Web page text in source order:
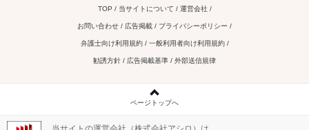
TOP 当サイトについて 運営会社
お問い合わせ / 広告掲載 プライバシーポリシー
弁護士向け利用規約 一般利用者向け利用規約
勧誘方針 広告掲載基準 外部送信規律
ページトップへ